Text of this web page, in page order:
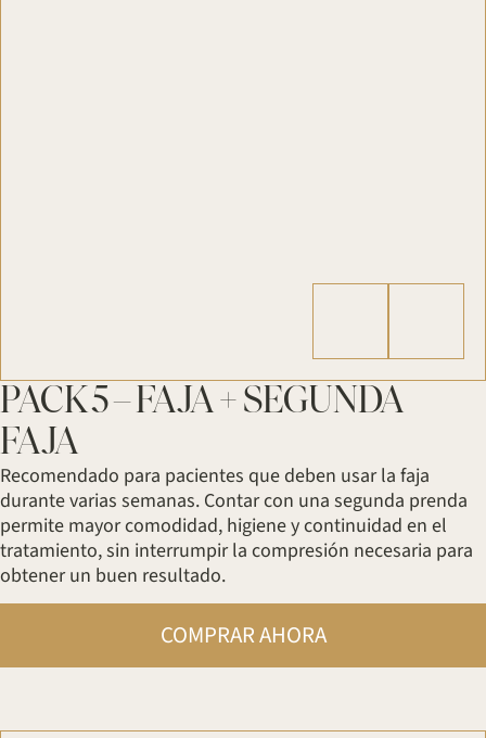
PACK 5 – FAJA + SEGUNDA
FAJA
⁠Recomendado para pacientes que deben usar la faja
durante varias semanas. Contar con una segunda prenda
permite mayor comodidad, higiene y continuidad en el
tratamiento, sin interrumpir la compresión necesaria para
obtener un buen resultado.
COMPRAR AHORA